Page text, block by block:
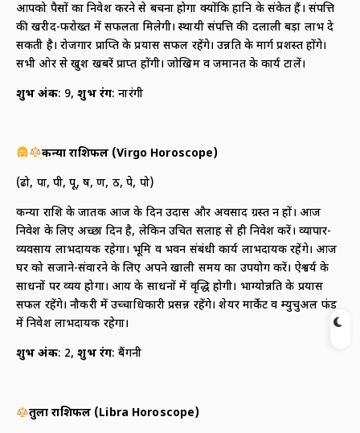
आपको पैसों का निवेश करने से बचना होगा क्योंकि हानि के संकेत हैं। संपत्ति
की खरीद-फरोख्त में सफलता मिलेगी। स्थायी संपत्ति की दलाली बड़ा लाभ दे
सकती है। रोजगार प्राप्ति के प्रयास सफल रहेंगे। उन्नति के मार्ग प्रशस्त होंगे।
सभी ओर से खुश खबरें प्राप्त होंगी। जोखिम व जमानत के कार्य टालें।
शुभ अंक: 9,शुभ रंग: नारंगी
कन्या राशिफल (Virgo Horoscope)
(ढो, पा, पी, पू, ष, ण, ठ, पे, पो)
कन्या राशि के जातक आज के दिन उदास और अवसाद ग्रस्त न हों। आज
निवेश के लिए अच्छा दिन है, लेकिन उचित सलाह से ही निवेश करें। व्यापार-
व्यवसाय लाभदायक रहेगा। भूमि व भवन संबंधी कार्य लाभदायक रहेंगे। आज
घर को सजाने-संवारने के लिए अपने खाली समय का उपयोग करें। ऐश्वर्य के
साधनों पर व्यय होगा। आय के साधनों में वृद्धि होगी। भाग्योन्नति के प्रयास
सफल रहेंगे। नौकरी में उच्चाधिकारी प्रसन्न रहेंगे। शेयर मार्केट व म्युचुअल फंड
में निवेश लाभदायक रहेगा।
शुभ अंक: 2,शुभ रंग: बैंगनी
तुला राशिफल (Libra Horoscope)